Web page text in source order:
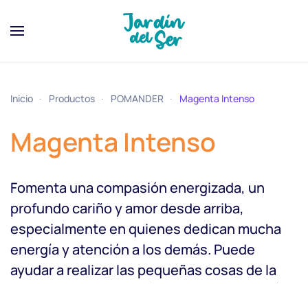
Inicio Productos POMANDER Magenta Intenso
Magenta Intenso
Fomenta una compasión energizada, un
profundo cariño y amor desde arriba,
especialmente en quienes dedican mucha
energía y atención a los demás. Puede
ayudar a realizar las pequeñas cosas de la